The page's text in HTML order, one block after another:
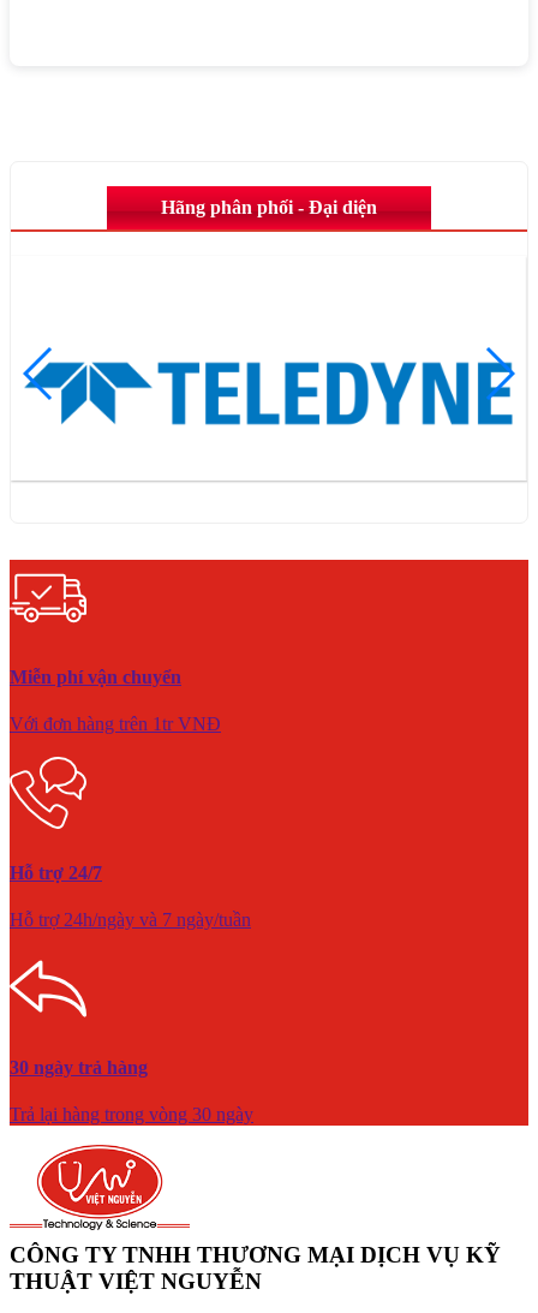
Hãng phân phối - Đại diện
Miễn phí vận chuyển
Với đơn hàng trên 1tr VNĐ
Hỗ trợ 24/7
Hỗ trợ 24h/ngày và 7 ngày/tuần
30 ngày trả hàng
Trả lại hàng trong vòng 30 ngày
CÔNG TY TNHH THƯƠNG MẠI DỊCH VỤ KỸ
THUẬT VIỆT NGUYỄN